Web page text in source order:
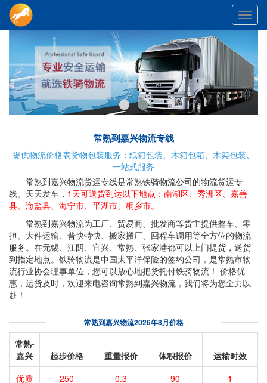
常熟到嘉兴物流专线
提供物流价格表货物包装服务：纸箱包装、木箱包箱、木架包装、
一站式服务
常熟到嘉兴物流货运专线是常熟铁骑物流公司的物流货运专
线。天天发车， 1天可送货到达以下地点：南湖区、秀洲区、嘉善
县、海盐县、海宁市、平湖市、桐乡市。
常熟到嘉兴物流为工厂、贸易商、批发商等货主提供整车、零
担、大件运输、普快特快、搬家搬厂、回程车调用等全方位的物流
服务。在无锡、江阴、宜兴、常熟、张家港都可以上门提货，送货
到指定地点。铁骑物流是中国太平洋保险的签约公司，是常熟市物
流行业协会理事单位，您可以放心地把货托付铁骑物流！ 价格优
惠，运货及时，欢迎来电咨询常熟到嘉兴物流，我们将为您全力以
赴！
常熟到嘉兴物流2026年8月价格
常熟-
嘉兴
起步价格 重量报价 体积报价
运输时效
优质
250
0.3
90
1